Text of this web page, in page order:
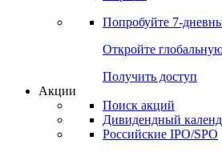
Cbonds Pages
Опросы
Попробуйте7-
Откройте
Получить доступ